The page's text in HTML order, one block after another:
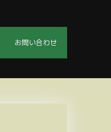
お問い合わせ